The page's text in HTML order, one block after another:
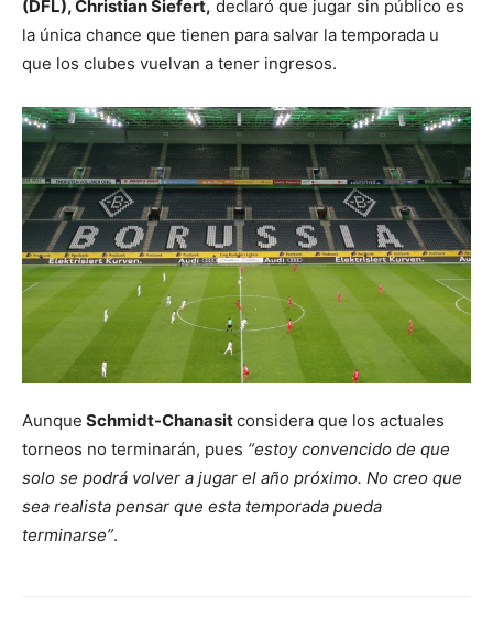
(DFL), Christian Siefert, declaró que jugar sin público es
la única chance que tienen para salvar la temporada u
que los clubes vuelvan a tener ingresos.
Aunque Schmidt-Chanasitconsidera que los actuales
torneos no terminarán, pues “estoy convencido de que
solo se podrá volver a jugar el año próximo. No creo que
sea realista pensar que esta temporada pueda
terminarse”.